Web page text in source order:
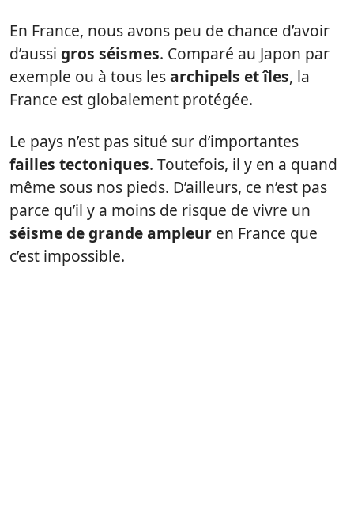
En France, nous avons peu de chance d’avoir
d’aussi gros séismes. Comparé au Japon par
exemple ou à tous lesarchipels et îles, la
France est globalement protégée.
Le pays n’est pas situé sur d’importantes
failles tectoniques. Toutefois, il y en a quand
même sous nos pieds. D’ailleurs, ce n’est pas
parce qu’il y a moins de risque de vivre un
séisme de grande ampleur en France que
c’est impossible.